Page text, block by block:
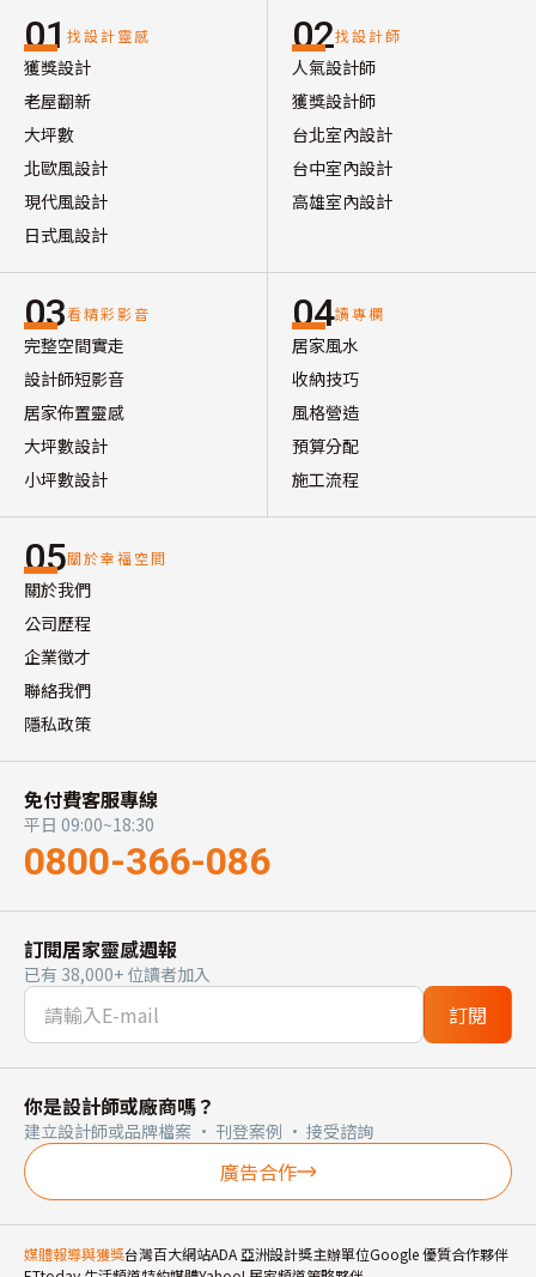
01 找設計靈感
獲獎設計
老屋翻新
大坪數
北歐風設計
現代風設計
日式風設計
02找設計師
人氣設計師
獲獎設計師
台北室內設計
台中室內設計
高雄室內設計
03看精彩影音
完整空間實走
設計師短影音
居家佈置靈感
大坪數設計
小坪數設計
04讀專欄
居家風水
收納技巧
風格營造
預算分配
施工流程
05關於幸福空間
關於我們
公司歷程
企業徵才
聯絡我們
隱私政策
免付費客服專線
平日 09:00~18:30
0800-366-086
訂閱居家靈感週報
已有 38,000+ 位讀者加入
訂閱
你是設計師或廠商嗎？
建立設計師或品牌檔案 · 刊登案例 · 接受諮詢
廣告合作
媒體報導與獲獎台灣百大網站ADA 亞洲設計獎主辦單位Google 優質合作夥伴